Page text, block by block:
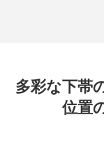
多彩な下帯
位置